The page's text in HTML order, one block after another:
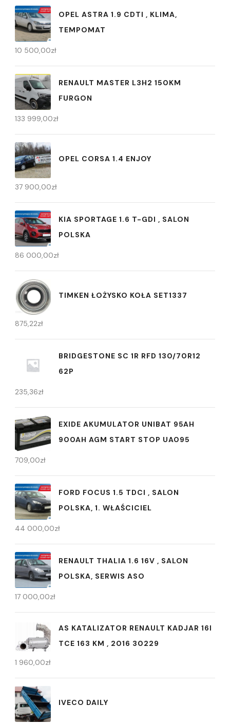
OPEL ASTRA 1.9 CDTI , KLIMA,
TEMPOMAT
10 500,00zł
RENAULT MASTER L3H2 150KM
FURGON
133 999,00zł
OPEL CORSA 1.4 ENJOY
37 900,00zł
KIA SPORTAGE 1.6 T-GDI , SALON
POLSKA
86 000,00zł
TIMKEN ŁOŻYSKO KOŁA SET1337
875,22zł
BRIDGESTONE SC 1R RFD 130/70R12
62P
235,36zł
EXIDE AKUMULATOR UNIBAT 95AH
900AH AGM START STOP UA095
709,00zł
FORD FOCUS 1.5 TDCI , SALON
POLSKA, 1. WŁAŚCICIEL
44 000,00zł
RENAULT THALIA 1.6 16V , SALON
POLSKA, SERWIS ASO
17 000,00zł
AS KATALIZATOR RENAULT KADJAR 16I
TCE 163 KM , 2016 30229
1 960,00zł
IVECO DAILY